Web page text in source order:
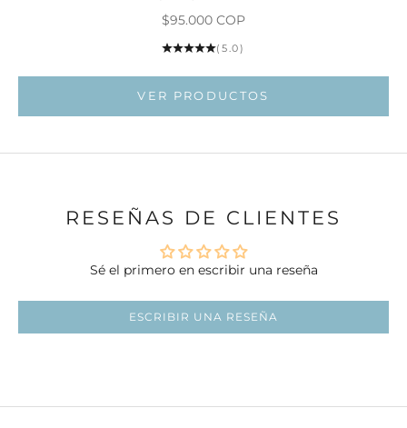
Precio de oferta
$95.000 COP
(5.0)
VER PRODUCTOS
RESEÑAS DE CLIENTES
Sé el primero en escribir una reseña
ESCRIBIR UNA RESEÑA